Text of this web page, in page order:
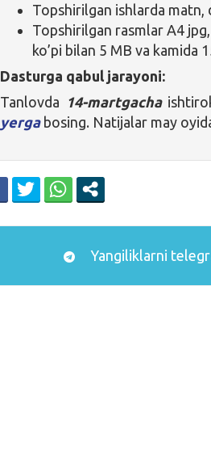
Topshirilgan ishlarda matn,
Topshirilgan rasmlar A4
ko’pi bilan 5 MB va kamida
Dasturga qabul jarayoni:
Tanlovda 14-martgacha
yergabosing. Natijalar may
Yangiliklarni